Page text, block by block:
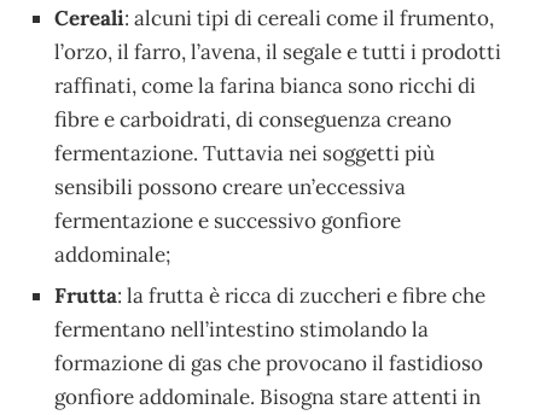
Cereali: alcuni tipi di cereali come il frumento,
l’orzo, il farro, l’avena, il segale e tutti i prodotti
raffinati, come la farina bianca sono ricchi di
fibre e carboidrati, di conseguenza creano
fermentazione. Tuttavia nei soggetti più
sensibili possono creare un’eccessiva
fermentazione e successivo gonfiore
addominale;
Frutta: la frutta è ricca di zuccheri e fibre che
fermentano nell’intestino stimolando la
formazione di gas che provocano il fastidioso
gonfiore addominale. Bisogna stare attenti in